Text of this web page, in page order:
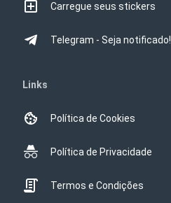
Carregue seus stickers
Telegram - Seja notificado!
Links
Política de Cookies
Política de Privacidade
Termos e Condições